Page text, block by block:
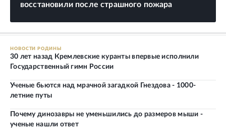
восстановили после страшного пожара
НОВОСТИ РОДИНЫ
30 лет назад Кремлевские куранты впервые исполнили
Государственный гимн России
Ученые бьются над мрачной загадкой Гнездова - 1000-
летние путы
Почему динозавры не уменьшились до размеров мыши -
ученые нашли ответ